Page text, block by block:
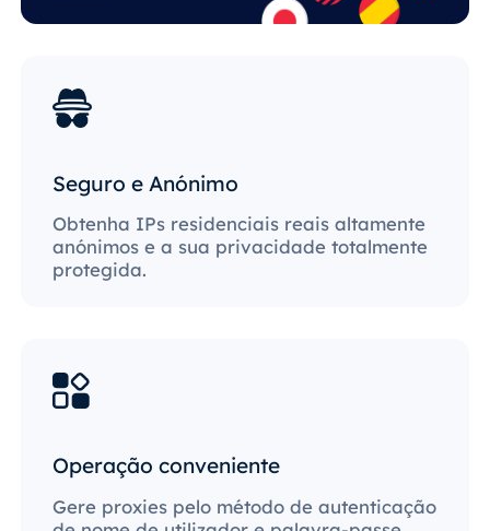
Seguro e Anónimo
Obtenha IPs residenciais reais altamente
anónimos e a sua privacidade totalmente
protegida.
Operação conveniente
Gere proxies pelo método de autenticação